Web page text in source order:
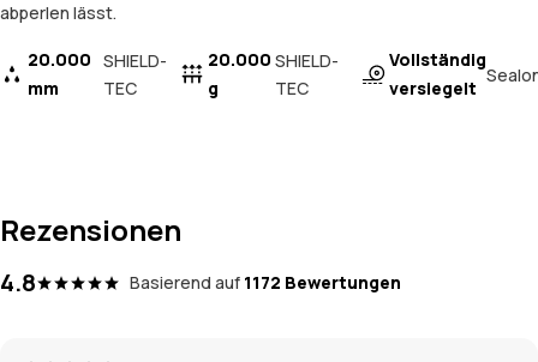
abperlen lässt.
20.000
mm
SHIELD-
TEC
20.000
g
SHIELD-
TEC
Vollständig
versiegelt
Rezensionen
4.8 Basierend auf 1172 Bewertungen